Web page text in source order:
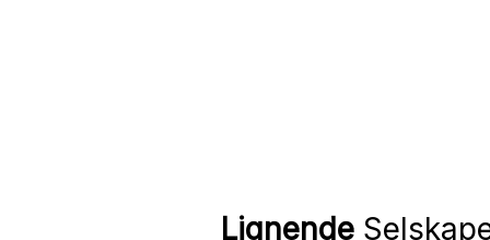
Lignende